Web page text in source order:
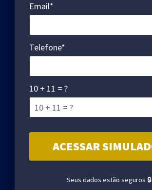
Email*
Telefone*
10 + 11 = ?
Seus dados estão seguros 🔒